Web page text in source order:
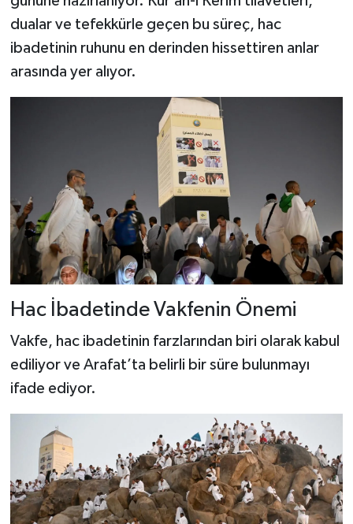
dualar ve tefekkürle geçen bu süreç, hac
ibadetinin ruhunu en derinden hissettiren anlar
arasında yer alıyor.
Hac İbadetinde Vakfenin Önemi
Vakfe, hac ibadetinin farzlarından biri olarak kabul
ediliyor ve Arafat’ta belirli bir süre bulunmayı
ifade ediyor.